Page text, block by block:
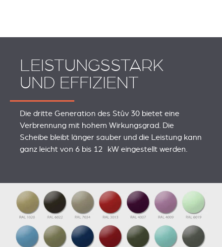
LEISTUNGSSTARK
UND EFFIZIENT
Die dritte Generation des Stûv 30 bietet eine
Verbrennung mit hohem Wirkungsgrad. Die
Scheibe bleibt länger sauber und die Leistung kann
ganz leicht von 6 bis 12 kW eingestellt werden.